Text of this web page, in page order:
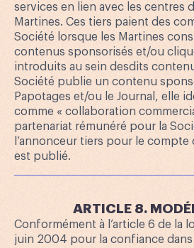
services en lien avec les centres
Martines. Ces tiers paient des
Société lorsque les Martines
contenus sponsorisés et/ou
introduits au sein desdits
Société publie un contenu
Papotages et/ou le Journal, elle
comme « collaboration
partenariat rémunéré pour la
l’annonceur tiers pour le
est publié.
ARTICLE 8.
Conformément à l’article 6 de la
juin 2004 pour la confiance dans